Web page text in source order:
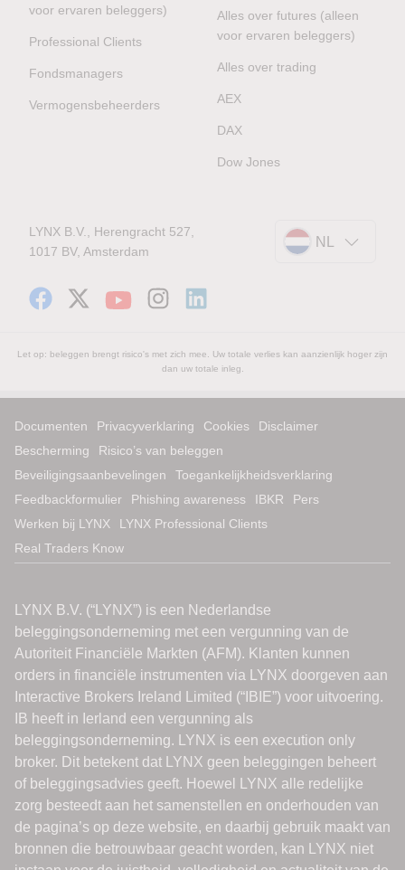
voor ervaren beleggers)
Professional Clients
Fondsmanagers
Vermogensbeheerders
Alles over futures (alleen
voor ervaren beleggers)
Alles over trading
AEX
DAX
Dow Jones
LYNX B.V., Herengracht 527,
1017 BV, Amsterdam
NL
Let op: beleggen brengt risico's met zich mee. Uw totale verlies kan aanzienlijk hoger zijn
dan uw totale inleg.
Documenten Privacyverklaring Cookies
Disclaimer
Bescherming
Risico’s van beleggen
Beveiligingsaanbevelingen
Toegankelijkheidsverklaring
Feedbackformulier
Phishing awareness IBKR
Pers
Werken bij LYNX
LYNX Professional Clients
Real Traders Know